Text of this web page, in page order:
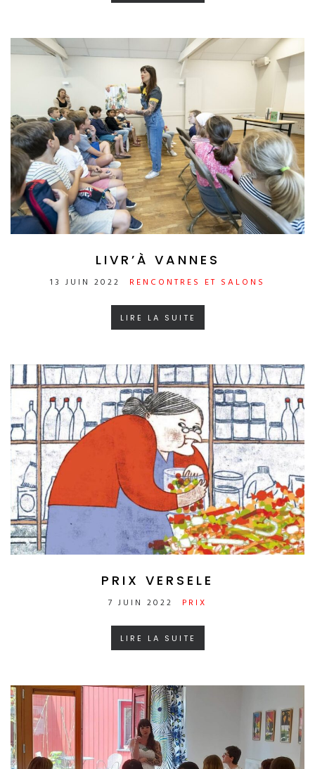
LIVR’À VANNES
13 JUIN 2022 RENCONTRES ET SALONS
LIRE LA SUITE
PRIX VERSELE
7 JUIN 2022 PRIX
LIRE LA SUITE